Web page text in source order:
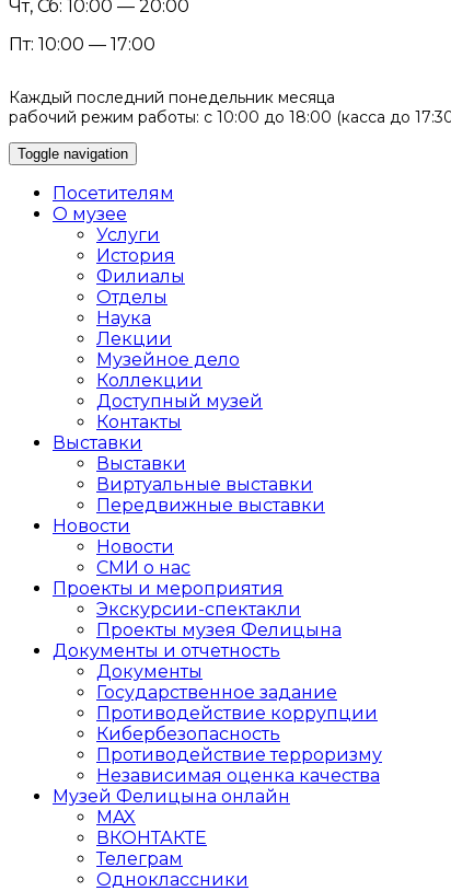
Чт, Сб: 10:00 — 20:00
Пт: 10:00 — 17:00
Каждый последний понедельник месяца
рабочий режим работы: с 10:00 до 18:00 (касса до
Toggle navigation
Посетителям
О музее
Услуги
История
Филиалы
Отделы
Наука
Лекции
Музейное дело
Коллекции
Доступный музей
Контакты
Выставки
Выставки
Виртуальные выставки
Передвижные выставки
Новости
Новости
СМИ о нас
Проекты и мероприятия
Экскурсии-спектакли
Проекты музея Фелицына
Документы и отчетность
Документы
Государственное задание
Противодействие коррупции
Кибер­безопасность
Противодействие терроризму
Независимая оценка качества
Музей Фелицына онлайн
MAX
ВКОНТАКТЕ
Телеграм
Одноклассники